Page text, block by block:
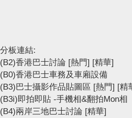
分板連結:
(B2)香港巴士討論 [熱門] [精華]
(B0)香港巴士車務及車廂設備
(B3)巴士攝影作品貼圖區 [熱門] [精
(B3i)即拍即貼 -手機相&翻拍Mon相
(B4)兩岸三地巴士討論 [精華]